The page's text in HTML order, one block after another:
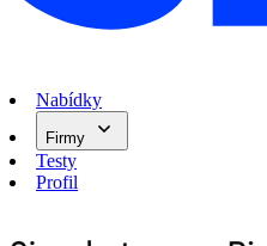
Nabídky
Firmy
Testy
Profil